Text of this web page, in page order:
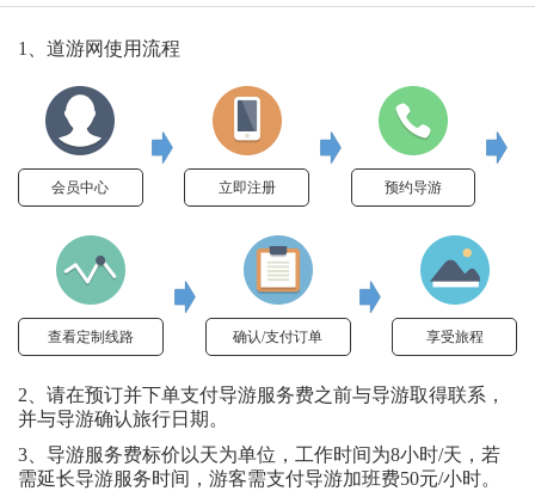
1、道游网使用流程
会员中心 立即注册 预约导游
查看定制线路 确认/支付订单 享受旅程
2、请在预订并下单支付导游服务费之前与导游取得联系，
并与导游确认旅行日期。
3、导游服务费标价以天为单位，工作时间为8小时/天，若
需延长导游服务时间，游客需支付导游加班费50元/小时。